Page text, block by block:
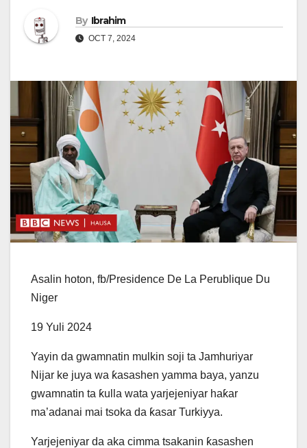
By Ibrahim
OCT 7, 2024
Asalin hoton, fb/Presidence De La Perublique Du
Niger
19 Yuli 2024
Yayin da gwamnatin mulkin soji ta Jamhuriyar
Nijar ke juya wa ƙasashen yamma baya, yanzu
gwamnatin ta ƙulla wata yarjejeniyar haƙar
ma’adanai mai tsoka da ƙasar Turkiyya.
Yarjejeniyar da aka cimma tsakanin ƙasashen